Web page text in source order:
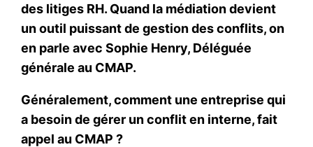
des litiges RH. Quand la médiation devient
un outil puissant de gestion des conflits, on
en parle avec Sophie Henry, Déléguée
générale au CMAP.
Généralement, comment une entreprise qui
a besoin de gérer un conflit en interne, fait
appel au CMAP ?